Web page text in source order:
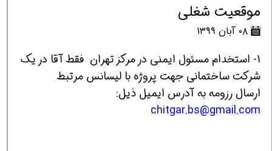
موقعیت شغلی
۰۸ آبان ۱۳۹۹
1- استخدام مسئول ایمنی در مرکز تهران فقط آقا در یک
شرکت ساختمانی جهت پروژه با لیسانس مرتبط
ارسال رزومه به آدرس ایمیل ذیل:
chitgar.bs@gmail.com